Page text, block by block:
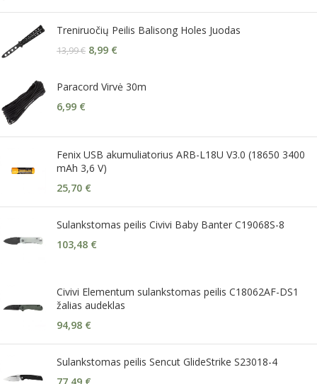
Treniruočių Peilis Balisong Holes Juodas
13,99€ 8,99 €
Paracord Virvė 30m
6,99 €
Fenix USB akumuliatorius ARB-L18U V3.0 (18650 3400
mAh 3,6 V)
25,70 €
Sulankstomas peilis Civivi Baby Banter C19068S-8
103,48 €
Civivi Elementum sulankstomas peilis C18062AF-DS1
žalias audeklas
94,98 €
Sulankstomas peilis Sencut GlideStrike S23018-4